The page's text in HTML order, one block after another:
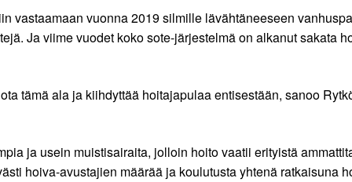
vastaamaan vuonna 2019 silmille lävähtäneeseen
Ja viime vuodet koko sote-järjestelmä on alkanut sakata
tämä ala ja kiihdyttää hoitajapulaa entisestään, sanoo
ja usein muistisairaita, jolloin hoito vaatii erityistä
hoiva-avustajien määrää ja koulutusta yhtenä ratkaisuna